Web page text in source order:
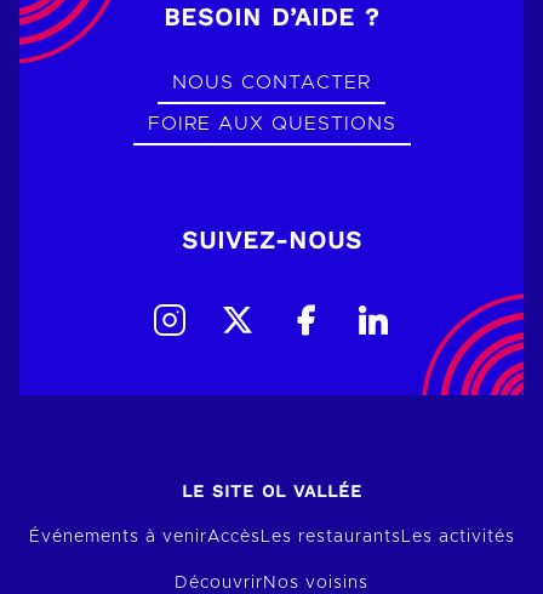
BESOIN D’AIDE ?
NOUS CONTACTER
FOIRE AUX QUESTIONS
SUIVEZ-NOUS
LE SITE OL VALLÉE
Événements à venirAccèsLes restaurantsLes activités
Découvrir Nos voisins